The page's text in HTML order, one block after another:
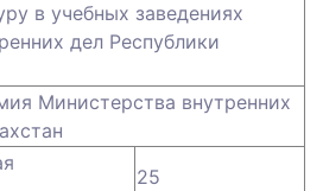
в учебных заведениях
дел Республики
Министерства внутренних
25